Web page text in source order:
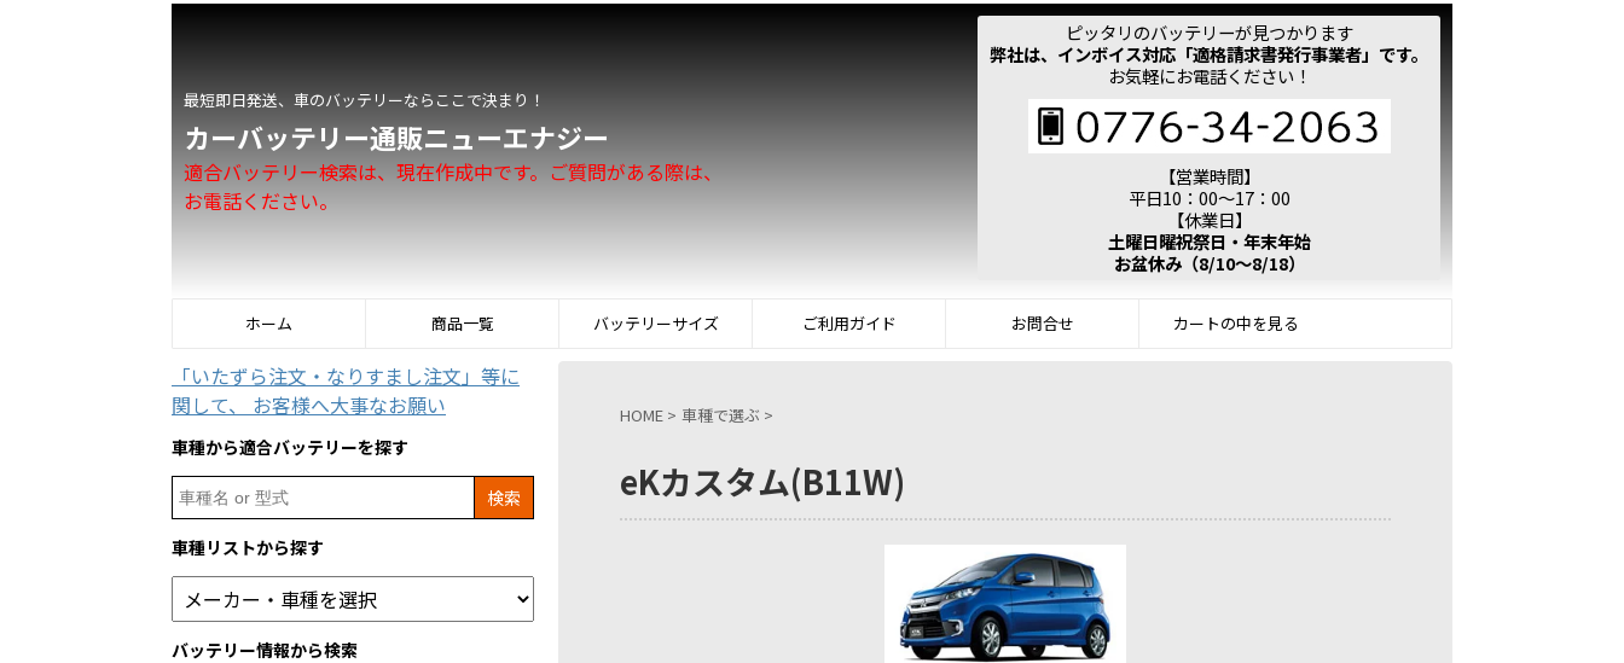
最短即日発送、車のバッテリーならここで決まり！
カーバッテリー通販ニューエナジー
適合バッテリー検索は、現在作成中です。ご質問がある際は、
お電話ください。
ピッタリのバッテリーが見つかります
弊社は、インボイス対応「適格請求書発行事業者」です。
お気軽にお電話ください！
【営業時間】
平日10：00～17：00
【休業日】
土曜日曜祝祭日・年末年始
お盆休み（8/10～8/18）
ホーム 商品一覧 バッテリーサイズ ご利用ガイド お問合せ カートの中を見る
HOME > 車種で選ぶ >
eKカスタム(B11W)
「いたずら注文・なりすまし注文」等に
関して、 お客様へ大事なお願い
車種から適合バッテリーを探す
Search
for:
車種リストから探す
バッテリー情報から検索